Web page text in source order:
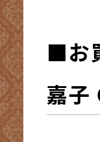
■お
嘉子